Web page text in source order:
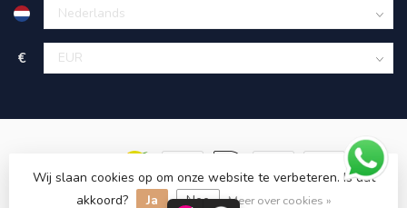
€
© Copyright 2026 KING Microschroeven
Wij slaan cookies op om onze website te verbeteren. Is dat
akkoord?
Ja Nee Meer over cookies »